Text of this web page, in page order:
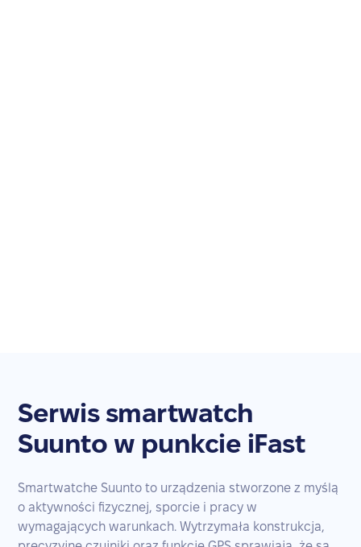
Serwis smartwatch
Suunto w punkcie iFast
Smartwatche Suunto to urządzenia stworzone z myślą
o aktywności fizycznej, sporcie i pracy w
wymagających warunkach. Wytrzymała konstrukcja,